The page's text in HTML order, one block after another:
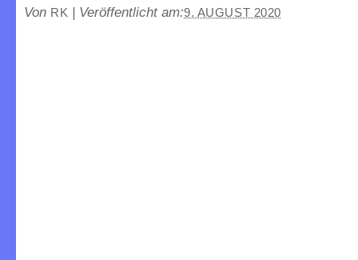
Von RK | Veröffentlicht am:9. AUGUST 2020